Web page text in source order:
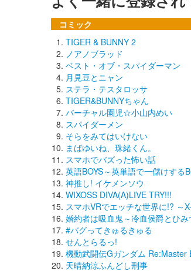
コミック
TIGER & BUNNY 2
ノアノブラッド
ベスト・オブ・スパイダーマン
月見豆とニャン
ステラ・テスタロッサ
TIGER&BUNNYちゃん
バーチャル園児☆小山内めい
スパイダーメン
そらをみてはいけない
まばゆいね、珠緒くん。
スマホでバズった怖い話
英語BOYS～英単語で一儲けする
神推し! イケメンソウ
WIXOSS DIVA(A)LIVE TRY!!!
スマホVRでエッチな世界に!? ～
婚約者は吸血鬼～冷血侯爵とひみ
#バグってきゅるきゅる
せんとらるっ!
機動武闘伝Gガンダム Re:Master
天晴納涼ふんどし刑事